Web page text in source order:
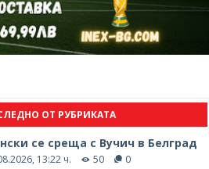
ОТ РУБРИКАТА
се среща с Вучич в Белград
13:22 ч. 50 0